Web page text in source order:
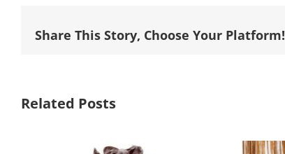
Share This Story, Choose Your Platform!
Related Posts